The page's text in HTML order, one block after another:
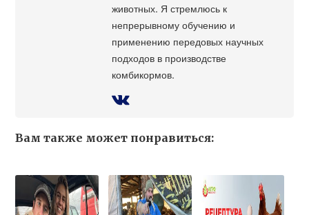
животных. Я стремлюсь к
непрерывному обучению и
применению передовых научных
подходов в производстве
комбикормов.
Вам также может понравиться: